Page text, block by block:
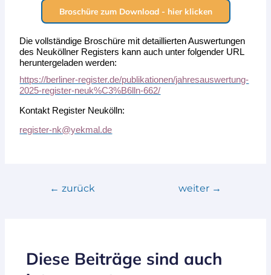
Broschüre zum Download - hier klicken
Die vollständige Broschüre mit detaillierten Auswertungen
des Neuköllner Registers kann auch unter folgender URL
heruntergeladen werden:
https://berliner-register.de/publikationen/jahresauswertung-
2025-register-neuk%C3%B6lln-662/
Kontakt Register Neukölln:
register-nk@yekmal.de
← zurück weiter →
Diese Beiträge sind auch